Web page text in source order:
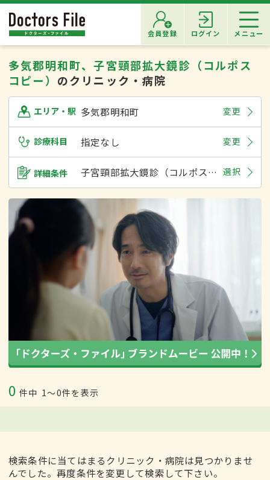
会員登録 ログイン メニュー
多気郡明和町、子宮頸部拡大鏡診（コルポス
コピー） のクリニック・病院
エリア・駅 多気郡明和町 変更
診療科目 指定なし 変更
詳細条件 子宮頸部拡大鏡診（コルポスコピー） 選択
0 件中 1〜0件を表示
検索条件に当てはまるクリニック・病院は見つかりませ
んでした。再度条件を変更して検索して下さい。